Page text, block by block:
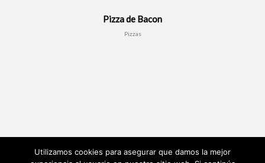
Pizza de Bacon
Pizzas
Pizza carbonara
Utilizamos cookies para asegurar que damos la mejor